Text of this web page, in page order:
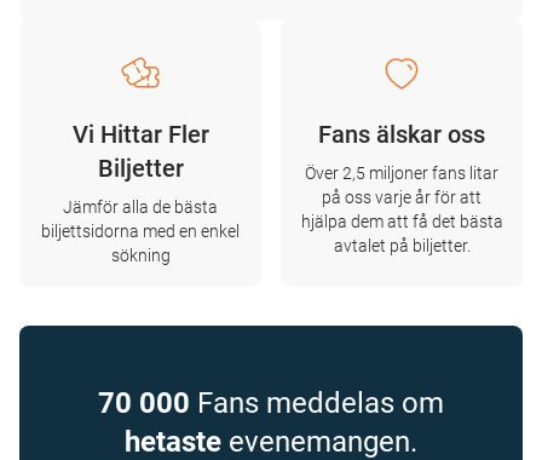
Vi Hittar Fler
Biljetter
Jämför alla de bästa
biljettsidorna med en enkel
sökning
Fans älskar oss
Över 2,5 miljoner fans litar
på oss varje år för att
hjälpa dem att få det bästa
avtalet på biljetter.
70 000 Fans meddelas om
hetaste evenemangen.